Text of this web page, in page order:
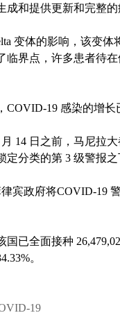
成和提供更新和完整
变体的影响，该变体
临界点，许多患者待
COVID-19 感染的增长
14 日之前，马尼拉
定分类的第 3 级警报之
宾政府将COVID-19
国已全面接种
。
19